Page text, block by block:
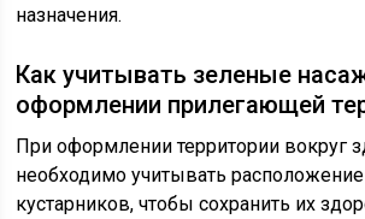
назначения.
Как учитывать зеленые
оформлении прилегающей
При оформлении территории вокруг
необходимо учитывать
кустарников, чтобы сохранить их